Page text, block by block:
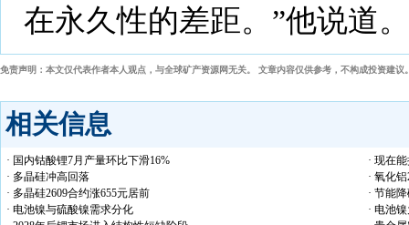
在永久性的差距。”他说道。
免责声明：本文仅代表作者本人观点，与全球矿产资源网无关。 文章内容仅供参考，不构成投资建
相关信息
· 国内钴酸锂7月产量环比下滑16%
· 现在
· 多晶硅冲高回落
· 氧化
· 多晶硅2609合约涨655元居前
· 节能
· 电池镍与硫酸镍需求分化
· 电池